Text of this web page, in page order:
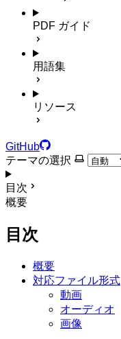
PDF ガイド
用語集
リソース
GitHub
テーマの選択
目次
概要
目次
概要
対応ファイル形式
動画
オーディオ
画像